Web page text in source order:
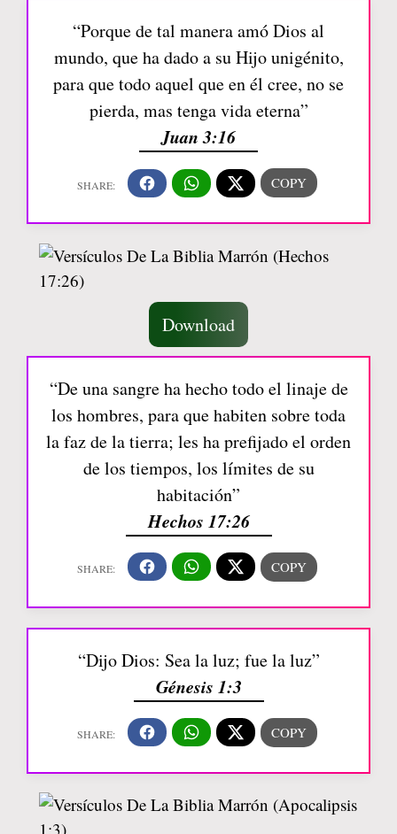
“Porque de tal manera amó Dios al
mundo, que ha dado a su Hijo unigénito,
para que todo aquel que en él cree, no se
pierda, mas tenga vida eterna”
Juan 3:16
Download
“De una sangre ha hecho todo el linaje de
los hombres, para que habiten sobre toda
la faz de la tierra; les ha prefijado el orden
de los tiempos, los límites de su
habitación”
Hechos 17:26
“Dijo Dios: Sea la luz; fue la luz”
Génesis 1:3